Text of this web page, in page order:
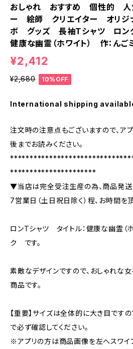
おしゃれ おすすめ 個性的 人
ー 絵師 クリエイター オリ
ボ グッズ 長袖Tシャツ ロン
健康な幽霊（ホワイト） 作：ん
¥2,412
¥2,680 10%OFF
International shipping
注文時の注意点もございますので、ア
後までお読みください。
**********************
▼当店は完全受注生産の為、商品発
7営業日（土日祝日除く）程、お時間を
ロンTシャツ タイトル：健康な幽霊（
ク です。
素敵なデザインですので、おしゃれな
商品です。
【重要】サイズは全体的に大き目です
で必ず確認してください。
※アプリの方は商品画像を左へスワイ